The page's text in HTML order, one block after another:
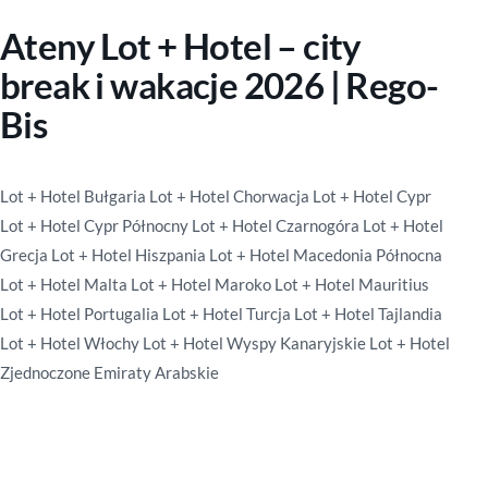
Ateny Lot + Hotel – city
break i wakacje 2026 | Rego-
Bis
Lot + Hotel Bułgaria Lot + Hotel Chorwacja Lot + Hotel Cypr
Lot + Hotel Cypr Północny Lot + Hotel Czarnogóra Lot + Hotel
Grecja Lot + Hotel Hiszpania Lot + Hotel Macedonia Północna
Lot + Hotel Malta Lot + Hotel Maroko Lot + Hotel Mauritius
Lot + Hotel Portugalia Lot + Hotel Turcja Lot + Hotel Tajlandia
Lot + Hotel Włochy Lot + Hotel Wyspy Kanaryjskie Lot + Hotel
Zjednoczone Emiraty Arabskie